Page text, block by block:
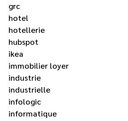
grc
hotel
hotellerie
hubspot
ikea
immobilier loyer
industrie
industrielle
infologic
informatique